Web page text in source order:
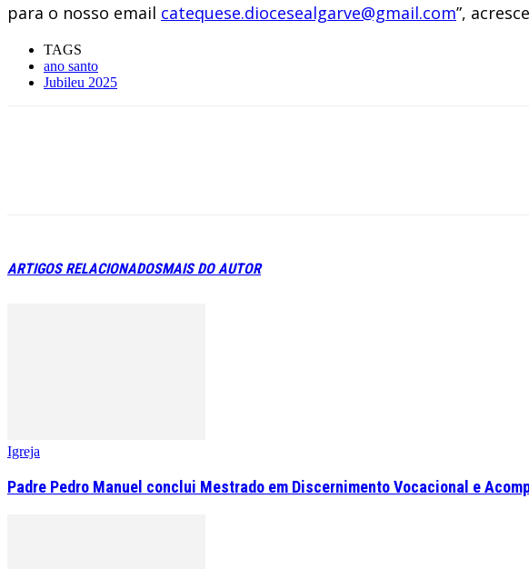
para o nosso email catequese.diocesealgarve@gmail.com”,
TAGS
ano santo
Jubileu 2025
ARTIGOS RELACIONADOSMAIS DO AUTOR
Igreja
Padre Pedro Manuel conclui Mestrado em Discernimento Vocacional e